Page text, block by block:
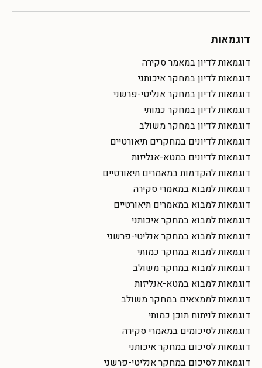
דוגמאות
דוגמאות לדיון במאמר סקירה
דוגמאות לדיון במחקר איכותני
דוגמאות לדיון במחקר אנליטי-פרשני
דוגמאות לדיון במחקר כמותי
דוגמאות לדיון במחקר משולב
דוגמאות לדיונים במחקרים תיאורטיים
דוגמאות לדיונים במטא-אנליזות
דוגמאות להקדמות במאמרים תיאורטיים
דוגמאות למבוא במאמרי סקירה
דוגמאות למבוא במאמרים תיאורטיים
דוגמאות למבוא במחקר איכותני
דוגמאות למבוא במחקר אנליטי-פרשני
דוגמאות למבוא במחקר כמותי
דוגמאות למבוא במחקר משולב
דוגמאות למבוא במטא-אנליזות
דוגמאות לממצאים במחקר משולב
דוגמאות לניתוח תוכן כמותי
דוגמאות לסיכומים במאמרי סקירה
דוגמאות לסיכום במחקר איכותני
דוגמאות לסיכום במחקר אנליטי-פרשני